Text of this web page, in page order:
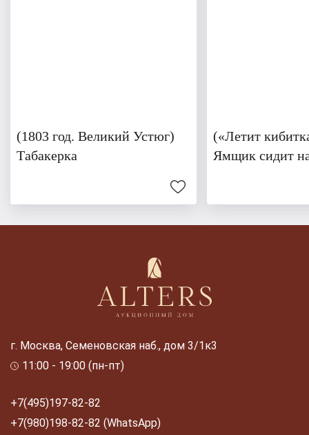
(1803 год. Великий Устюг)
Табакерка
(«Летит
Ямщик сидит
г. Москва, Семеновская наб., дом 3/1к3
11:00 - 19:00 (пн-пт)
+7(495)197-82-82
+7(980)198-82-82 (WhatsApp)